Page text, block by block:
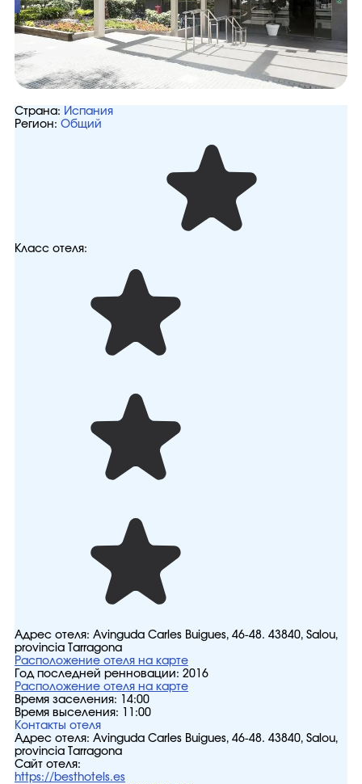
Страна: Испания
Регион: Общий
Класс отеля:
Адрес отеля: Avinguda Carles Buigues, 46-48. 43840, Salou,
provincia Tarragona
Расположение отеля на карте
Год последней ренновации: 2016
Расположение отеля на карте
Время заселения:
14:00
Время выселения:
11:00
Контакты отеля
Адрес отеля: Avinguda Carles Buigues, 46-48. 43840, Salou,
provincia Tarragona
Сайт отеля:
https://besthotels.es